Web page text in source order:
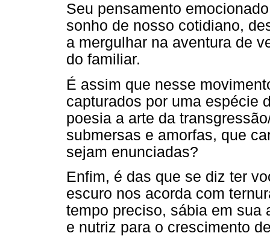
Seu pensamento
sonho de nosso cotidiano,
a mergulhar na aventura de
do familiar.
É assim que nesse
capturados por uma espécie
poesia a arte da
submersas e amorfas, que
sejam enunciadas?
Enfim, é das que se diz ter
escuro nos acorda com
tempo preciso, sábia em sua
e nutriz para o crescimento